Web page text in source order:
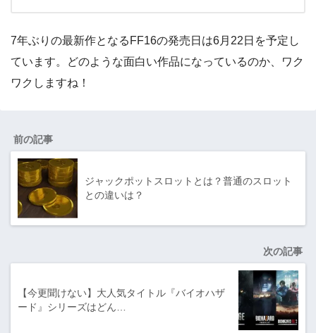
7年ぶりの最新作となるFF16の発売日は6月22日を予定し
ています。どのような面白い作品になっているのか、ワク
ワクしますね！
前の記事
ジャックポットスロットとは？普通のスロット
との違いは？
次の記事
【今更聞けない】大人気タイトル『バイオハザ
ード』シリーズはどん…